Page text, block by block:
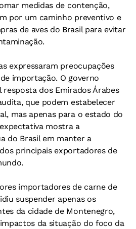
medidas de contenção,
por um caminho preventivo e
de aves do Brasil para evitar
expressaram preocupações
importação. O governo
resposta dos Emirados Árabes
que podem estabelecer
mas apenas para o estado do
mostra a
do Brasil em manter a
principais exportadores de
importadores de carne de
suspender apenas os
da cidade de Montenegro,
da situação do foco da